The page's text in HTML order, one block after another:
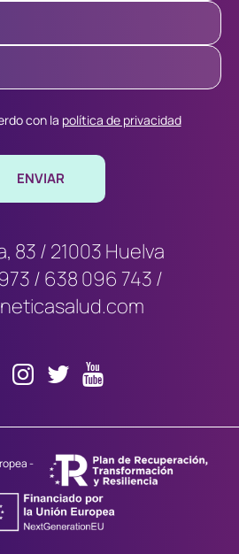
con la política de privacidad
83 / 21003 Huelva
/ 638 096 743 /
-